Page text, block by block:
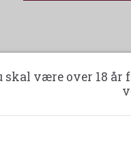
skal være over 18 år